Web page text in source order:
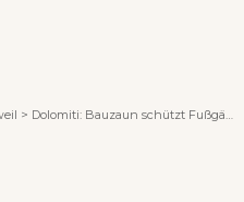
> Dolomiti: Bauzaun schützt Fußgänger